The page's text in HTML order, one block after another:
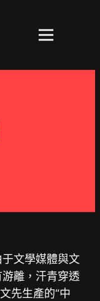
文學媒體與文
離，汗青穿透
先生產的“中